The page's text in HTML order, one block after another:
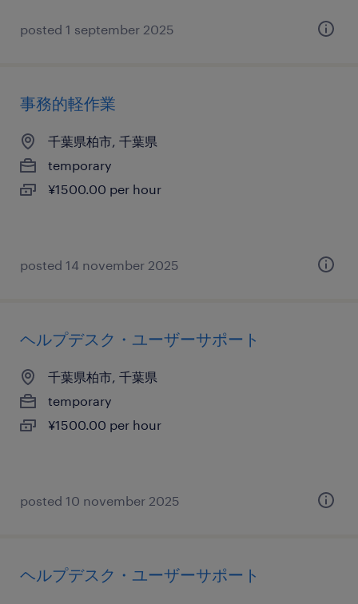
posted 1 september 2025
事務的軽作業
千葉県柏市, 千葉県
temporary
¥1500.00 per hour
posted 14 november 2025
ヘルプデスク・ユーザーサポート
千葉県柏市, 千葉県
temporary
¥1500.00 per hour
posted 10 november 2025
ヘルプデスク・ユーザーサポート